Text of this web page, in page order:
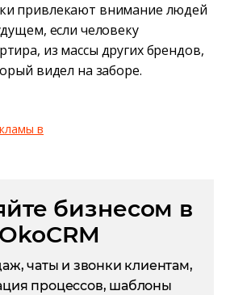
привлекают внимание людей
если человеку
из массы других брендов,
видел на заборе.
в
бизнесом в
OkoCRM
чаты и звонки клиентам,
процессов, шаблоны